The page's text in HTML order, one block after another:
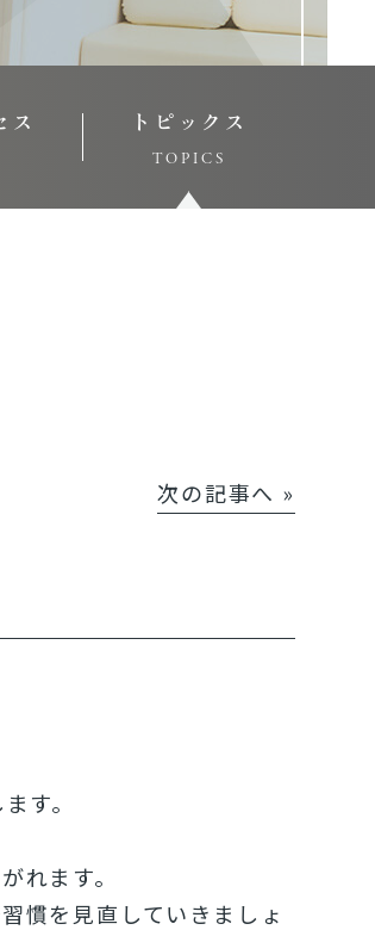
ス トピックス
TOPICS
次の記事へ »
す。
れます。
慣を見直していきましょ